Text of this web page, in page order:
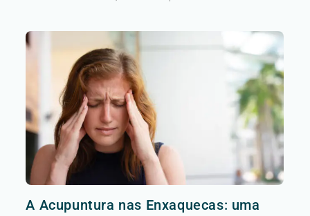
A Acupuntura nas Enxaquecas: uma